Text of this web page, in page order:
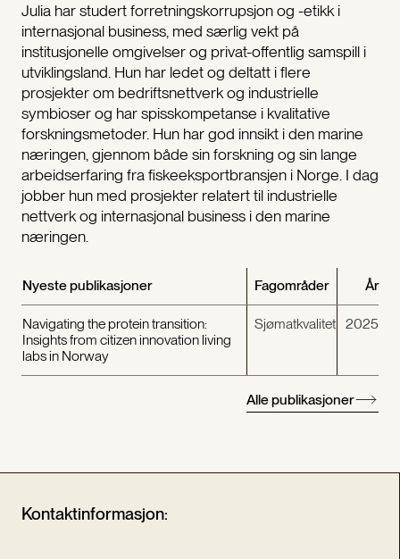
Julia har studert forretningskorrupsjon og -etikk i
internasjonal business, med særlig vekt på
institusjonelle omgivelser og privat-offentlig samspill i
utviklingsland. Hun har ledet og deltatt i flere
prosjekter om bedriftsnettverk og industrielle
symbioser og har spisskompetanse i kvalitative
forskningsmetoder. Hun har god innsikt i den marine
næringen, gjennom både sin forskning og sin lange
arbeidserfaring fra fiskeeksportbransjen i Norge. I dag
jobber hun med prosjekter relatert til industrielle
nettverk og internasjonal business i den marine
næringen.
Nyeste publikasjoner Fagområder År
Navigating the protein transition:
Insights from citizen innovation living
labs in Norway
Sjømatkvalitet 2025
Alle publikasjoner
Kontaktinformasjon: